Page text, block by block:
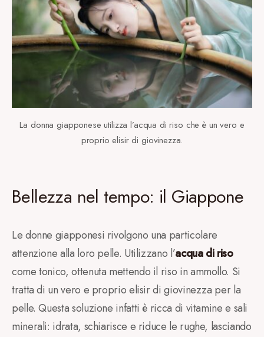
La donna giapponese utilizza l’acqua di riso che è un vero e
proprio elisir di giovinezza.
Bellezza nel tempo: il Giappone
Le donne giapponesi rivolgono una particolare
attenzione alla loro pelle. Utilizzano l’acqua di riso
come tonico, ottenuta mettendo il riso in ammollo. Si
tratta di un vero e proprio elisir di giovinezza per la
pelle. Questa soluzione infatti è ricca di vitamine e sali
minerali: idrata, schiarisce e riduce le rughe, lasciando